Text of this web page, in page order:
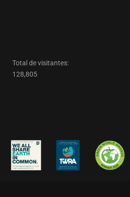
Total de visitantes:
128,805